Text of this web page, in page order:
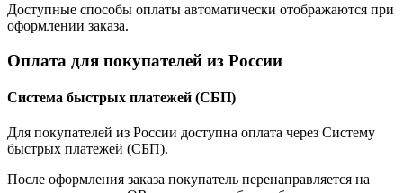
Доступные способы оплаты автоматически отображаются при
оформлении заказа.
Оплата для покупателей из России
Система быстрых платежей (СБП)
Для покупателей из России доступна оплата через Систему
быстрых платежей (СБП).
После оформления заказа покупатель перенаправляется на